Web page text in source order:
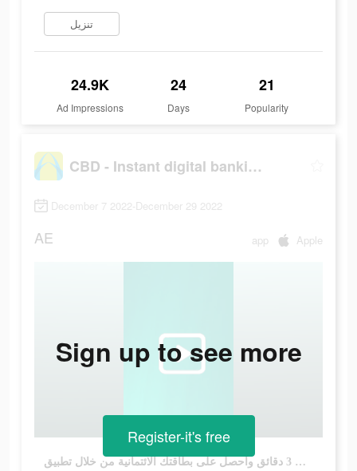
تنزيل
24.9K
Ad Impressions
24
Days
21
Popularity
CBD - Instant digital banking
December 7 2022-December 29 2022
AE app Apple
اكمل طلبك في 3 دقائق واحصل على بطاقتك الائتمانية من خلال تطبيق CBD
Sign up to see more
Register-it's free